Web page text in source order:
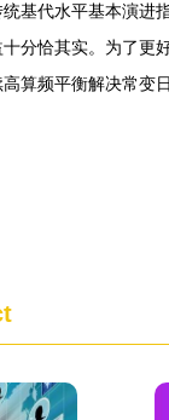
基代水平基本演进
分恰其实。为了更
算频平衡解决常变